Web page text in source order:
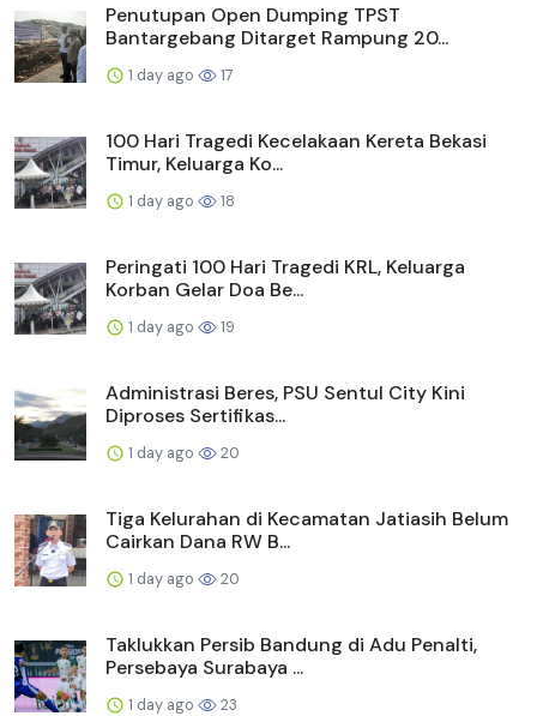
Penutupan Open Dumping TPST
Bantargebang Ditarget Rampung 20...
1 day ago 17
100 Hari Tragedi Kecelakaan Kereta Bekasi
Timur, Keluarga Ko...
1 day ago 18
Peringati 100 Hari Tragedi KRL, Keluarga
Korban Gelar Doa Be...
1 day ago 19
Administrasi Beres, PSU Sentul City Kini
Diproses Sertifikas...
1 day ago 20
Tiga Kelurahan di Kecamatan Jatiasih Belum
Cairkan Dana RW B...
1 day ago 20
Taklukkan Persib Bandung di Adu Penalti,
Persebaya Surabaya ...
1 day ago 23